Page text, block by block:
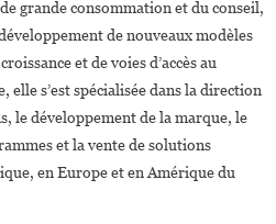
Kenya
grande consommation et du conseil,
de nouveaux modèles
et de voies d’accès au
elle s’est spécialisée dans la direction
le développement de la marque, le
et la vente de solutions
en Europe et en Amérique du